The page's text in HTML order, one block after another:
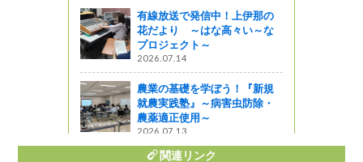
有線放送で発信中！上伊那の
花だより ～はな高々い～な
プロジェクト～
2026.07.14
農業の基礎を学ぼう！『新規
就農実践塾』～病害虫防除・
農薬適正使用～
2026.07.13
関連リンク